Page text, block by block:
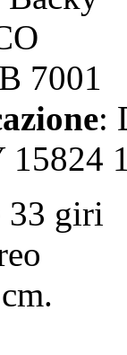
7001
:
15824
33 giri